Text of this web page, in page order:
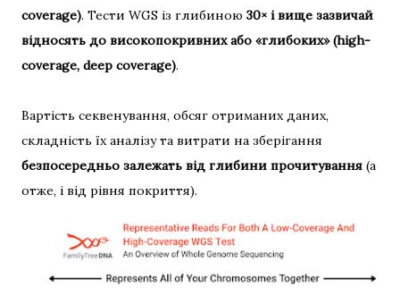
coverage). Тести WGS із глибиною 30× і вище зазвичай
відносять до високопокривних або «глибоких» (high-
coverage, deep coverage).
Вартість секвенування, обсяг отриманих даних,
складність їх аналізу та витрати на зберігання
безпосередньо залежать від глибини прочитування (а
отже, і від рівня покриття).